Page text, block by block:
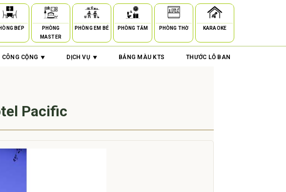
BẾP
PHÒNG
MASTER
PHÒNG EM BÉ PHÒNG TẮM PHÒNG THỜ KARAOKE
CÔNG CỘNG DỊCH VỤ BẢNG MÀU KTS THƯỚC LỖ BAN
Pacific